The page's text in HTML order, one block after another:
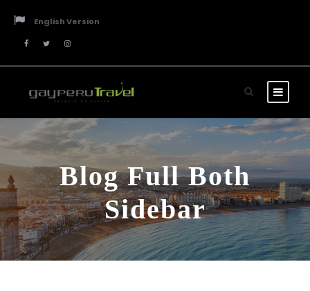
English Version
Blog Full Both
Sidebar